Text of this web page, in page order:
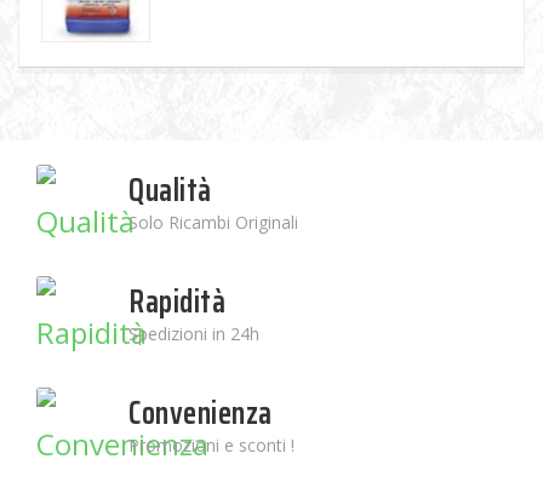
Qualità
Solo Ricambi Originali
Rapidità
Spedizioni in 24h
Convenienza
Promozioni e sconti !